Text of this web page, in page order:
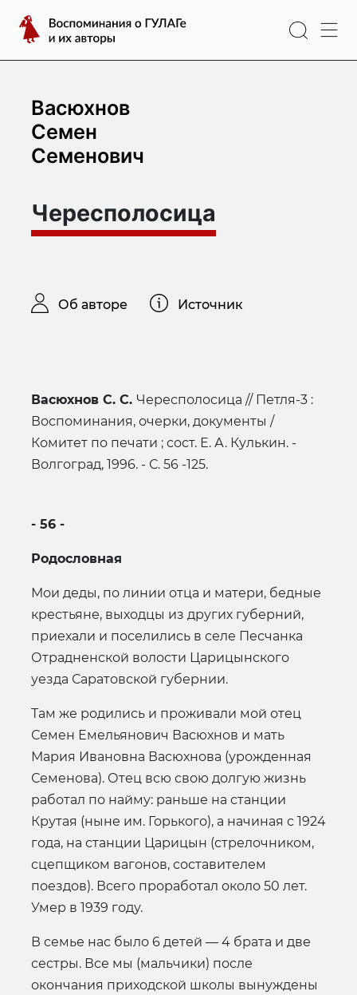
содержимому
Воспоминания
о
ГУЛАГе
их
авторы
Васюхнов
Семен
Семенович
Чересполосица
Об авторе Источник
Васюхнов С. С. Чересполосица // Петля-3 :
Воспоминания, очерки, документы /
Комитет по печати ; сост. Е. А. Кулькин. -
Волгоград, 1996. - С. 56 -125.
- 56 -
Родословная
Мои деды, по линии отца и матери, бедные
крестьяне, выходцы из других губерний,
приехали и поселились в селе Пес­чанка
Отрадненской волости Царицынского
уезда Саратовской губернии.
Там же родились и проживали мой отец
Семен Емельянович Васюхнов и мать
Мария Ивановна Васюхнова (урожденная
Семе­нова). Отец всю свою долгую жизнь
работал по найму: раньше на станции
Крутая (ныне им. Горького), а начиная с 1924
года, на станции Царицын (стрелочником,
сцепщиком вагонов, составите­лем
поездов). Всего проработал около 50 лет.
Умер в 1939 году.
В семье нас было 6 детей — 4 брата и две
сестры. Все мы (мальчики) после
окончания приходской школы вынуждены